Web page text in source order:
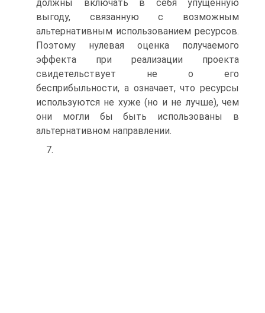
должны включать в себя упущенную
выгоду, связанную с возможным
альтернативным использованием ресурсов.
Поэтому нулевая оценка получаемого
эффекта при реализации проекта
свидетельствует не о его
бесприбыльности, а означает, что ресурсы
используются не хуже (но и не лучше), чем
они могли бы быть использованы в
альтернативном направлении.
7.